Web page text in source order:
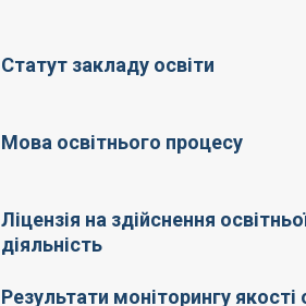
Статут закладу освіти
Мова освітнього процесу
Ліцензія на здійснення
діяльність
Результати моніторингу якості